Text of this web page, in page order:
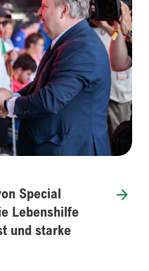
Special
Lebenshilfe
und starke